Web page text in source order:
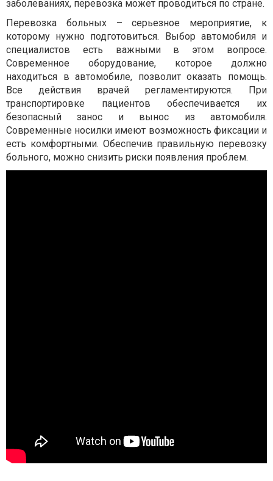
заболеваниях, перевозка может проводиться по стране.
Перевозка больных – серьезное мероприятие, к
которому нужно подготовиться. Выбор автомобиля и
специалистов есть важными в этом вопросе.
Современное оборудование, которое должно
находиться в автомобиле, позволит оказать помощь.
Все действия врачей регламентируются. При
транспортировке пациентов обеспечивается их
безопасный занос и вынос из автомобиля.
Современные носилки имеют возможность фиксации и
есть комфортными. Обеспечив правильную перевозку
больного, можно снизить риски появления проблем.